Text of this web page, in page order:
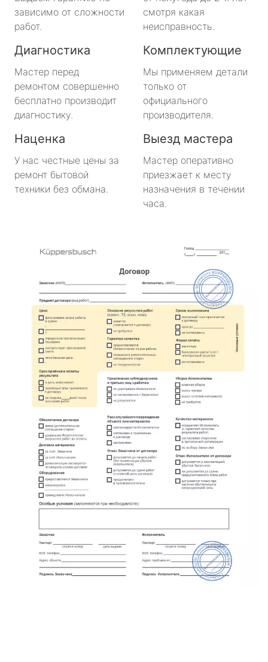
зависимо от сложности
работ.
смотря какая
неисправность.
Диагностика
Мастер перед
ремонтом совершенно
бесплатно производит
диагностику.
Комплектующие
Мы применяем детали
только от
официального
производителя.
Наценка
У нас честные цены за
ремонт бытовой
техники без обмана.
Выезд мастера
Мастер оперативно
приезжает к месту
назначения в течении
часа.